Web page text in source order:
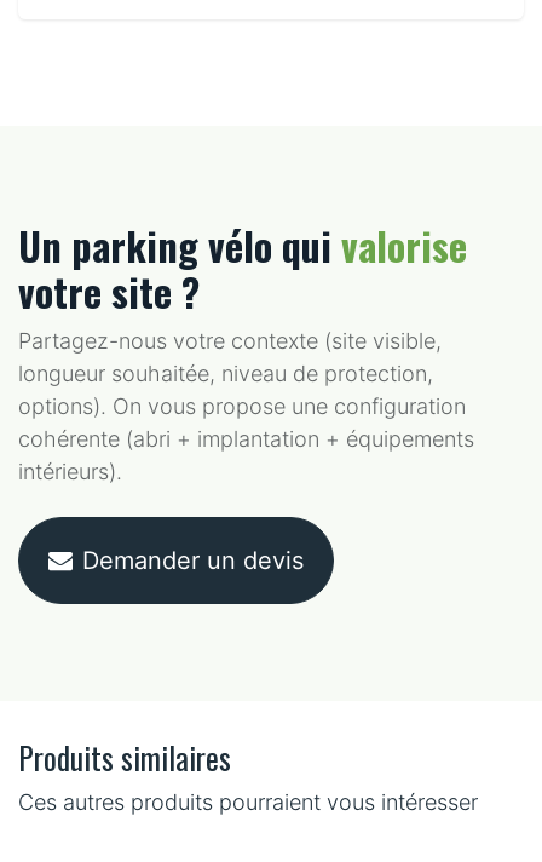
Un parking vélo quivalorise
votre site ?
Partagez-nous votre contexte (site visible,
longueur souhaitée, niveau de protection,
options). On vous propose une configuration
cohérente (abri + implantation + équipements
intérieurs).
Demander un devis
Produits similaires
Ces autres produits pourraient vous intéresser